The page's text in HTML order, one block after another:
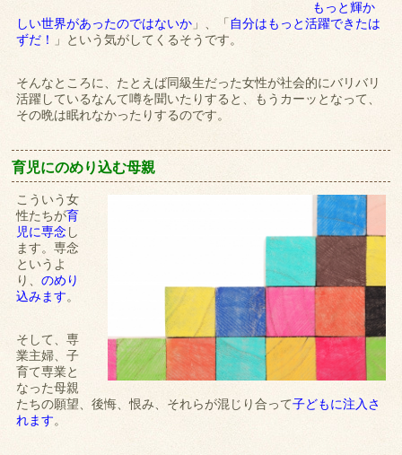
もっと輝か
しい世界があったのではないか 」、「 自分はもっと活躍できたは
ずだ！
」という気がしてくるそうです。
そんなところに、たとえば同級生だった女性が社会的にバリバリ
活躍しているなんて噂を聞いたりすると、もうカーッとなって、
その晩は眠れなかったりするのです。
育児にのめり込む母親
こういう女
性たちが育
児に専念し
ます。専念
というよ
り、のめり
込みます。
そして、専
業主婦、子
育て専業と
なった母親
たちの願望、後悔、恨み、それらが混じり合って子どもに注入さ
れます。